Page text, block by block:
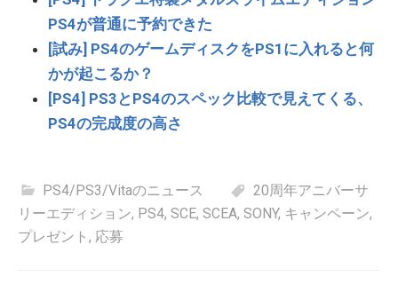
PS4が普通に予約できた
[試み] PS4のゲームディスクをPS1に入れると何
かが起こるか？
[PS4] PS3とPS4のスペック比較で見えてくる、
PS4の完成度の高さ
PS4/PS3/Vitaのニュース
20周年アニバーサ
リーエディション, PS4, SCE, SCEA, SONY, キャンペーン,
プレゼント , 応募